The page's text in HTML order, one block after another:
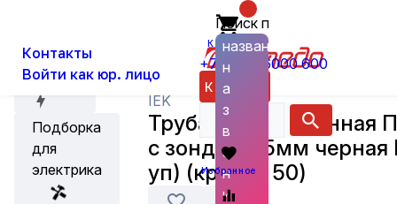
Контакты
Войти как юр. лицо
Корзина
+7 (800) 6000 600
Каталог
Поиск по
названию
н
а
з
в
а
н
и
Избранное
Акции
Подборка
для
электрика
Кабеленесущие системы и
IEK
Труба гофрированная
с зондом 25мм черная
уп) (кратно 50)